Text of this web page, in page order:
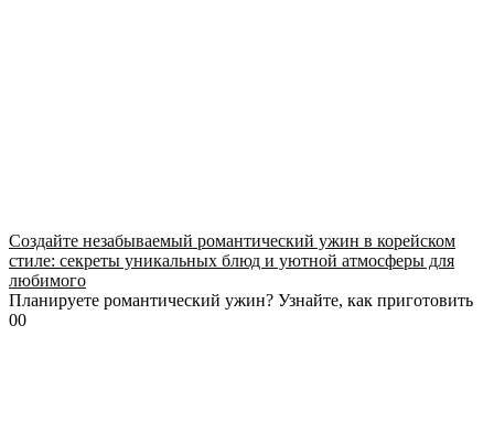
Создайте незабываемый романтический ужин в корейском
стиле: секреты уникальных блюд и уютной атмосферы для
любимого
Планируете романтический ужин? Узнайте, как приготовить
00